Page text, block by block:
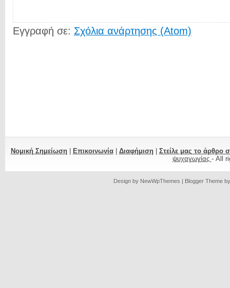
Εγγραφή σε: Σχόλια ανάρτησης (Atom)
Νομική Σημείωση| Επικοινωνία| Διαφήμιση| Στείλε μας το άρθρο
ψυχαγωγίας - All
Design by NewWpThemes | Blogger Theme